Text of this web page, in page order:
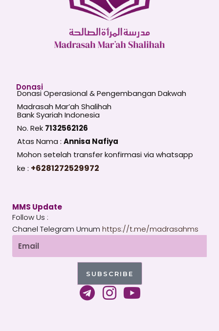
Donasi
Donasi Operasional & Pengembangan Dakwah
Madrasah Mar’ah Shalihah
Bank Syariah Indonesia
No. Rek 7132562126
Atas Nama : Annisa Nafiya
Mohon setelah transfer konfirmasi via whatsapp
ke : +6281272529972
MMS Update
Follow Us :
Chanel Telegram Umum https://t.me/madrasahms
Email
SUBSCRIBE
T
e
I Y